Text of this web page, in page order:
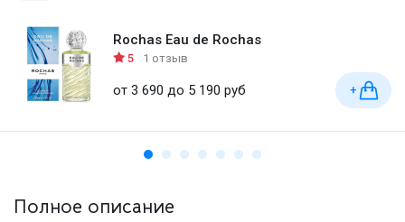
Rochas Eau de Rochas
5 1 отзыв
от 3 690 до 5 190 руб +
Полное описание